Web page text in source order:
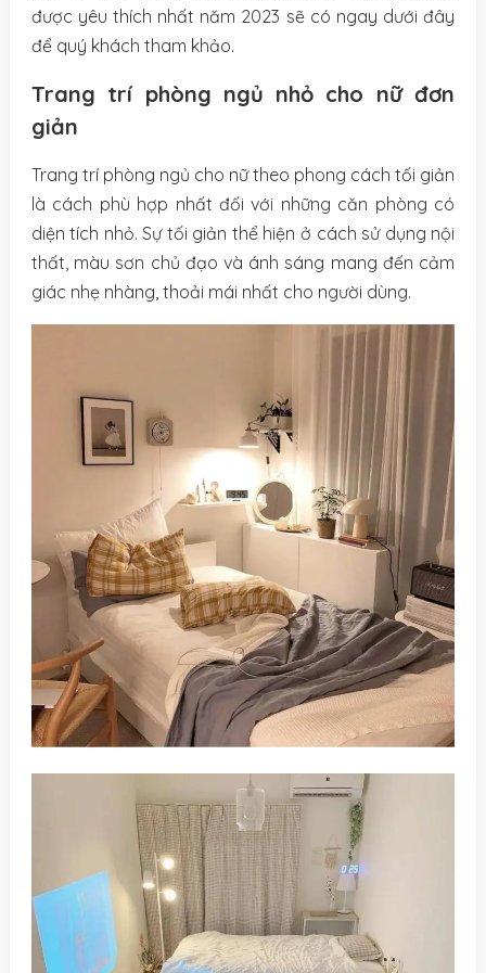
được yêu thích nhất năm 2023 sẽ có ngay dưới đây
để quý khách tham khảo.
Trang trí phòng ngủ nhỏ cho nữ đơn
giản
Trang trí phòng ngủ cho nữ theo phong cách tối giản
là cách phù hợp nhất đối với những căn phòng có
diện tích nhỏ. Sự tối giản thể hiện ở cách sử dụng nội
thất, màu sơn chủ đạo và ánh sáng mang đến cảm
giác nhẹ nhàng, thoải mái nhất cho người dùng.